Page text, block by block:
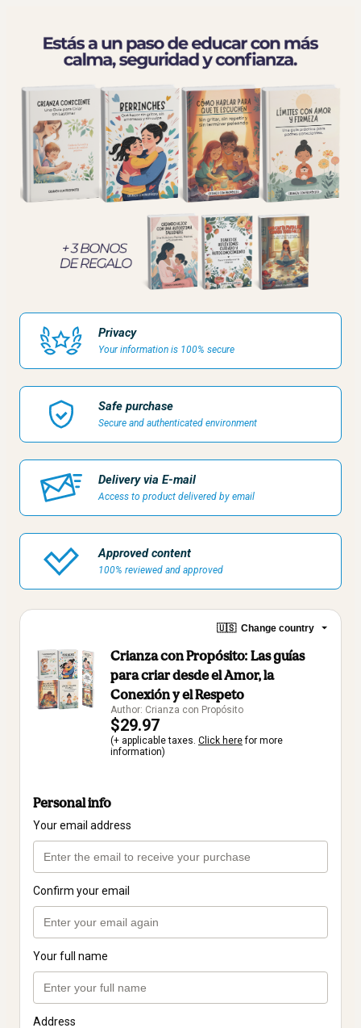
Privacy
Your information is 100% secure
Safe purchase
Secure and authenticated environment
Delivery via E-mail
Access to product delivered by email
Approved content
100% reviewed and approved
🇺🇸 Change country
Crianza con Propósito: Las guías
para criar desde el Amor, la
Conexión y el Respeto
Author: Crianza con Propósito
$29.97
(+ applicable taxes. Click herefor more
information)
Personal info
Your email address
Confirm your email
Your full name
Address